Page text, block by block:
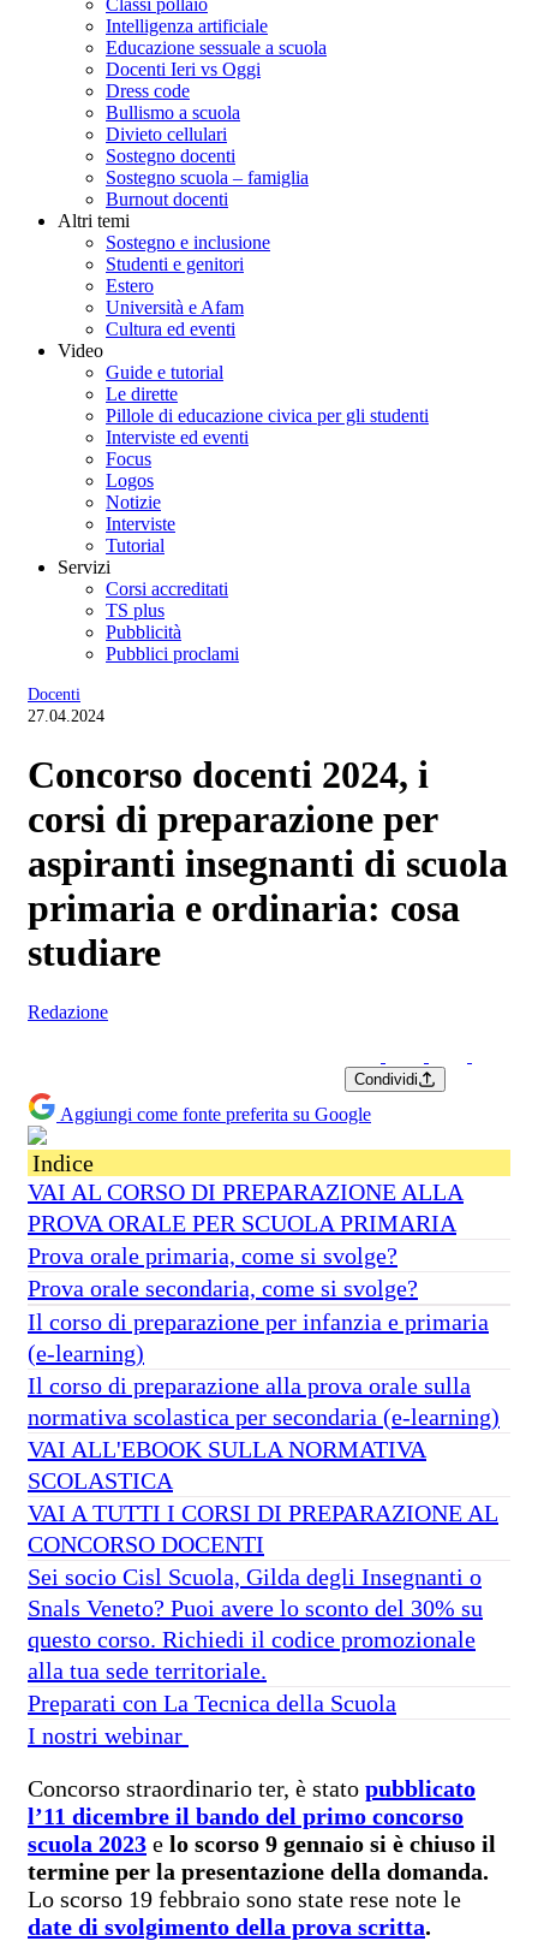
Classi pollaio
Intelligenza artificiale
Educazione sessuale a scuola
Docenti Ieri vs Oggi
Dress code
Bullismo a scuola
Divieto cellulari
Sostegno docenti
Sostegno scuola – famiglia
Burnout docenti
Altri temi
Sostegno e inclusione
Studenti e genitori
Estero
Università e Afam
Cultura ed eventi
Video
Guide e tutorial
Le dirette
Pillole di educazione civica per gli studenti
Interviste ed eventi
Focus
Logos
Notizie
Interviste
Tutorial
Servizi
Corsi accreditati
TS plus
Pubblicità
Pubblici proclami
Docenti
27.04.2024
Concorso docenti 2024, i
corsi di preparazione per
aspiranti insegnanti di scuola
primaria e ordinaria: cosa
studiare
Redazione
Condividi
Aggiungi come fonte preferita su Google
Indice
VAI AL CORSO DI PREPARAZIONE ALLA
PROVA ORALE PER SCUOLA PRIMARIA
Prova orale primaria, come si svolge?
Prova orale secondaria, come si svolge?
Il corso di preparazione per infanzia e primaria
(e-learning)
Il corso di preparazione alla prova orale sulla
normativa scolastica per secondaria (e-learning)
VAI ALL'EBOOK SULLA NORMATIVA
SCOLASTICA
VAI A TUTTI I CORSI DI PREPARAZIONE AL
CONCORSO DOCENTI
Sei socio Cisl Scuola, Gilda degli Insegnanti o
Snals Veneto? Puoi avere lo sconto del 30% su
questo corso. Richiedi il codice promozionale
alla tua sede territoriale.
Preparati con La Tecnica della Scuola
I nostri webinar
Concorso straordinario ter, è stato pubblicato
l’11 dicembre il bando del primo concorso
scuola 2023 e lo scorso 9 gennaio si è chiuso il
termine per la presentazione della domanda.
Lo scorso 19 febbraio sono state rese note le
date di svolgimento della prova scritta.